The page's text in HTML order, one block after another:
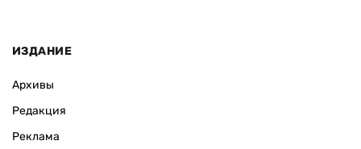
ИЗДАНИЕ
Архивы
Редакция
Реклама